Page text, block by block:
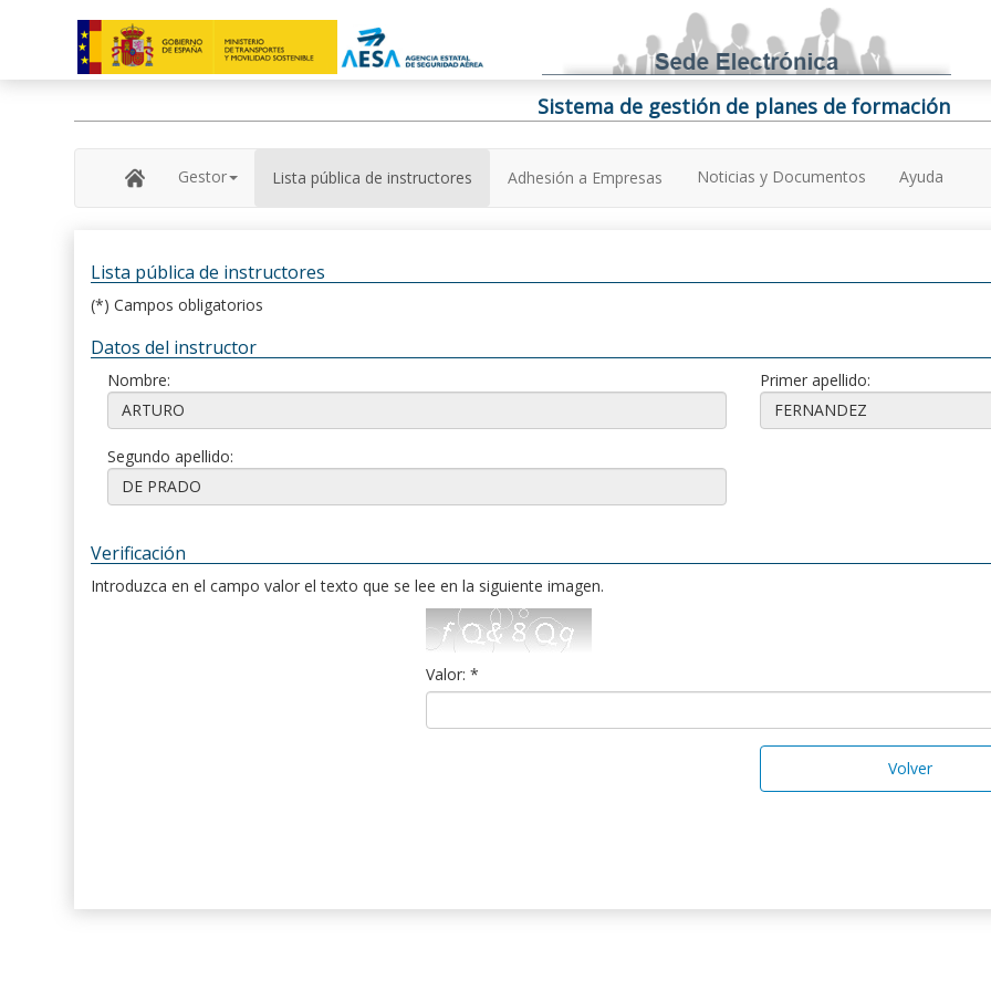
Sistema de gestión de planes de formación
Gestor Lista pública de instructores Adhesión a Empresas Noticias y Documentos Ayuda
Lista pública de instructores
(*) Campos obligatorios
Datos del instructor
Nombre: Primer apellido:
Segundo apellido:
Verificación
Introduzca en el campo valor el texto que se lee en la siguiente imagen.
Valor: *
Volver